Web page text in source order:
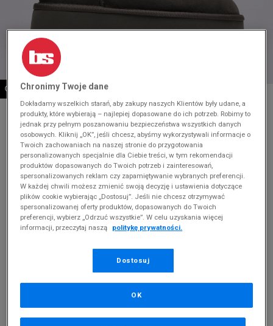
OSTATNIE SZTUKI
* Zdjęcie poglądowe
EMU AUSTRALIA FOYFLATFORM MICRO
Produkt pochodzi z końcówek aktualnych kolekcji, ubiegłych
sezonów lub z ekspozycji.Szczegóły.
729,99 cena rekomendowana przez producenta
344,99 zł
Kolor:szary
Chronimy Twoje dane
Dokładamy wszelkich starań, aby zakupy naszych Klientów były udane, a
produkty, które wybierają – najlepiej dopasowane do ich potrzeb. Robimy to
jednak przy pełnym poszanowaniu bezpieczeństwa wszystkich danych
osobowych. Kliknij „OK”, jeśli chcesz, abyśmy wykorzystywali informacje o
Twoich zachowaniach na naszej stronie do przygotowania
personalizowanych specjalnie dla Ciebie treści, w tym rekomendacji
produktów dopasowanych do Twoich potrzeb i zainteresowań,
spersonalizowanych reklam czy zapamiętywanie wybranych preferencji.
W każdej chwili możesz zmienić swoją decyzję i ustawienia dotyczące
plików cookie wybierając „Dostosuj”. Jeśli nie chcesz otrzymywać
spersonalizowanej oferty produktów, dopasowanych do Twoich
preferencji, wybierz „Odrzuć wszystkie”. W celu uzyskania więcej
informacji, przeczytaj naszą
politykę prywatności.
Dostosuj
OK